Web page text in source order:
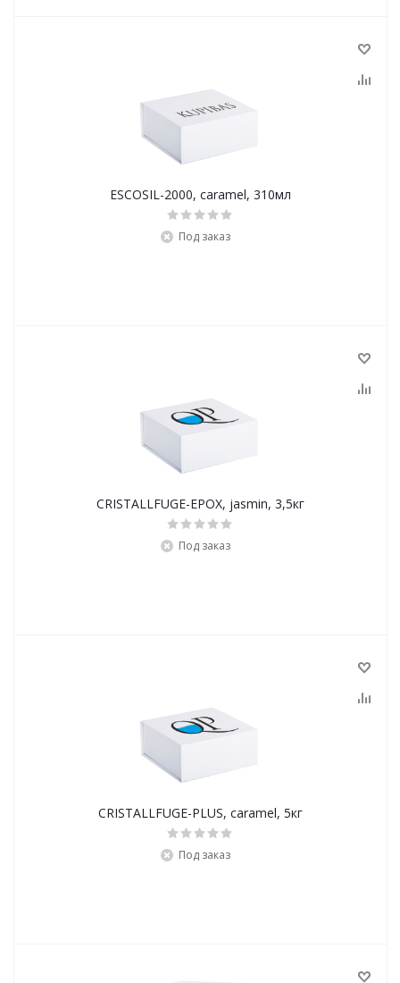
ESCOSIL-2000, caramel, 310мл
Под заказ
CRISTALLFUGE-EPOX, jasmin, 3,5кг
Под заказ
CRISTALLFUGE-PLUS, caramel, 5кг
Под заказ